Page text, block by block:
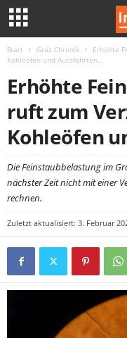
G
Start Graz Chronik
Erhöhte
Kohleöfen und Autofahrten...
Erhöhte
ruft zum
Kohleöfen
Die Feinstaubbelastung im
nächster Zeit nicht mit einer
rechnen.
Zuletzt aktualisiert: 3. Februar